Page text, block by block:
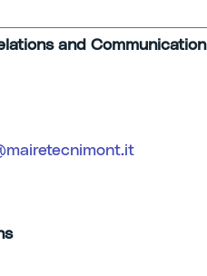
and Communication